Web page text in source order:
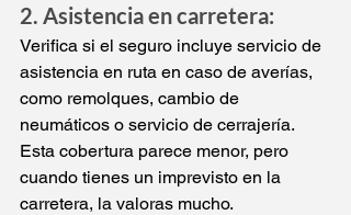
2. Asistencia en carretera:
Verifica si el seguro incluye servicio de
asistencia en ruta en caso de averías,
como remolques, cambio de
neumáticos o servicio de cerrajería.
Esta cobertura parece menor, pero
cuando tienes un imprevisto en la
carretera, la valoras mucho.